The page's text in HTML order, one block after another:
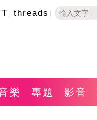
threads
樂 專題 影音